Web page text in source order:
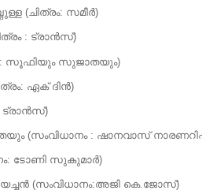
(ചിത്രം: സമീര്‍)
: ട്രാന്‍സ്)
സൂഫിയും സുജാതയും)
ഏക് ദിന്‍)
ട്രാന്‍സ്)
(സംവിധാനം : ഷാനവാസ്
ടോണി സുകുമാര്‍)
(സംവിധാനം:അജി കെ.ജോസ്)